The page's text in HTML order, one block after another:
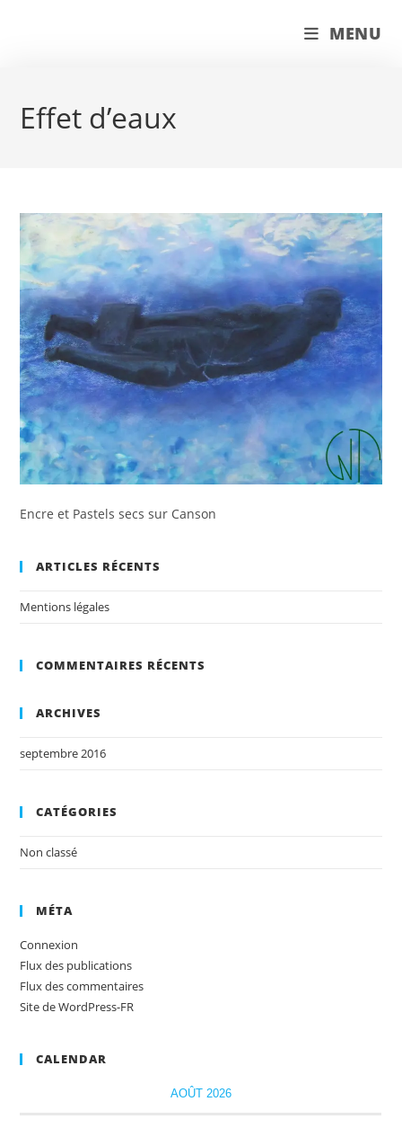
MENU
Effet d’eaux
Encre et Pastels secs sur Canson
ARTICLES RÉCENTS
Mentions légales
COMMENTAIRES RÉCENTS
ARCHIVES
septembre 2016
CATÉGORIES
Non classé
MÉTA
Connexion
Flux des publications
Flux des commentaires
Site de WordPress-FR
CALENDAR
AOÛT 2026